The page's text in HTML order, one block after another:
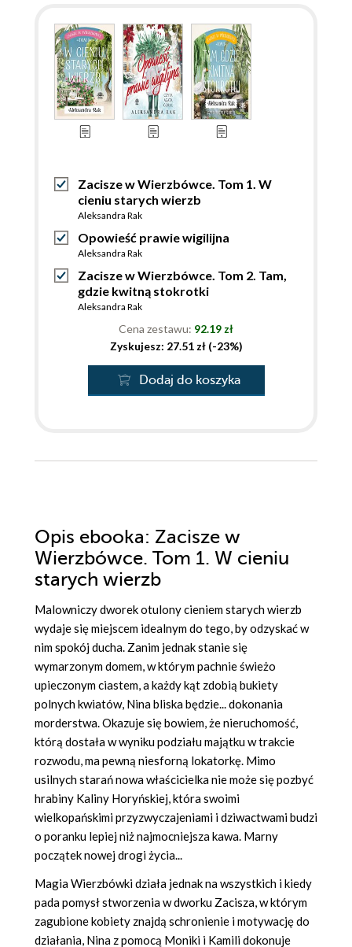
Zacisze w Wierzbówce. Tom 1. W
cieniu starych wierzb
Aleksandra Rak
Opowieść prawie wigilijna
Aleksandra Rak
Zacisze w Wierzbówce. Tom 2. Tam,
gdzie kwitną stokrotki
Aleksandra Rak
Cena zestawu: 92.19 zł
Zyskujesz: 27.51 zł (-23%)
Dodaj do koszyka
Opis ebooka: Zacisze w
Wierzbówce. Tom 1. W cieniu
starych wierzb
Malowniczy dworek otulony cieniem starych wierzb
wydaje się miejscem idealnym do tego, by odzyskać w
nim spokój ducha. Zanim jednak stanie się
wymarzonym domem, w którym pachnie świeżo
upieczonym ciastem, a każdy kąt zdobią bukiety
polnych kwiatów, Nina bliska będzie... dokonania
morderstwa. Okazuje się bowiem, że nieruchomość,
którą dostała w wyniku podziału majątku w trakcie
rozwodu, ma pewną niesforną lokatorkę. Mimo
usilnych starań nowa właścicielka nie może się pozbyć
hrabiny Kaliny Horyńskiej, która swoimi
wielkopańskimi przyzwyczajeniami i dziwactwami budzi
o poranku lepiej niż najmocniejsza kawa. Marny
początek nowej drogi życia...
Magia Wierzbówki działa jednak na wszystkich i kiedy
pada pomysł stworzenia w dworku Zacisza, w którym
zagubione kobiety znajdą schronienie i motywację do
działania, Nina z pomocą Moniki i Kamili dokonuje